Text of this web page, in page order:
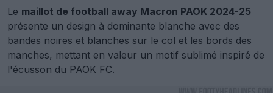
Le maillot de football away Macron PAOK 2024-25
présente un design à dominante blanche avec des
bandes noires et blanches sur le col et les bords des
manches, mettant en valeur un motif sublimé inspiré de
l'écusson du PAOK FC.